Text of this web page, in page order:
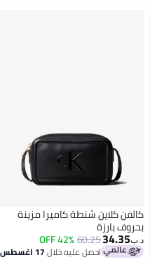
كالفن كلاين شنطة كاميرا مزينة
بحروف بارزة
د.ب‏34.35
60.25
42% OFF
احصل عليه خلال17 اغسطس